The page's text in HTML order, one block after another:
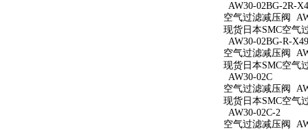
AW30-02BG-2R-
空气过滤减压阀
现货日本SMC空气
AW30-02BG-R-
空气过滤减压阀
现货日本SMC空气
AW30-02C
空气过滤减压阀
现货日本SMC空气
AW30-02C-2
空气过滤减压阀